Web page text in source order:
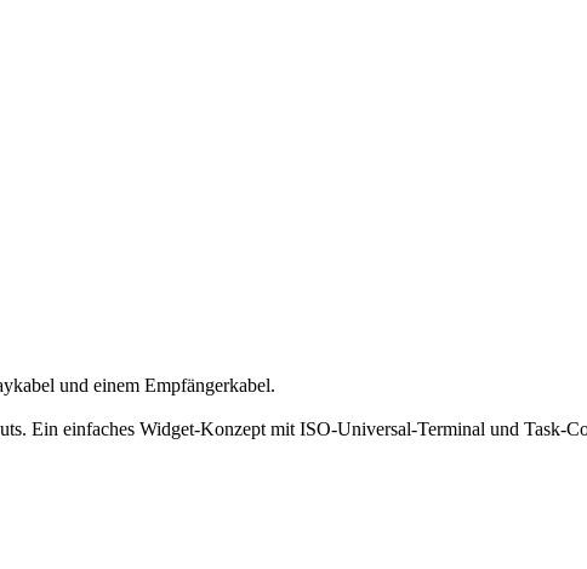
und einem Empfängerkabel.
Ein einfaches Widget-Konzept mit ISO-Universal-Terminal und Task-